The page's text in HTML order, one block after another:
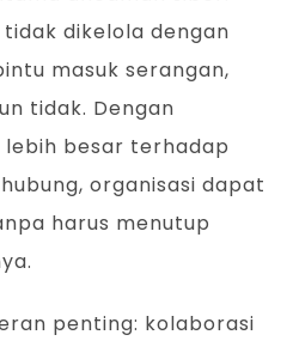
dikelola dengan
masuk serangan,
tidak. Dengan
besar terhadap
organisasi dapat
harus menutup
penting: kolaborasi